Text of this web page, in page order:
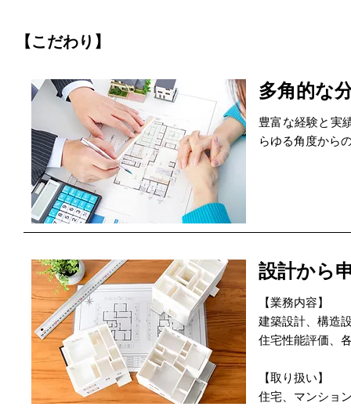
【こだわり】
多角的な
豊富な経験と実
らゆる角度から
設計から
【業務内容】
建築設計、構造
住宅性能評価、
【取り扱い】
住宅、マンショ